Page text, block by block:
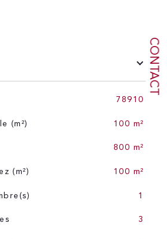
CONTACT
78910
(m²) 100 m²
800 m²
(m²) 100 m²
1
3